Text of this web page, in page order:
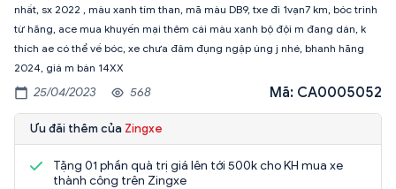
nhất, sx 2022 , màu xanh tím than, mã màu DB9, txe đi 1vạn7 km, bóc trinh
từ hãng, ace mua khuyến mại thêm cái màu xanh bộ đội m đang dán, k
thích ae có thể về bóc, xe chưa đâm đụng ngập úng j nhé, bhanh hãng
2024, giá m bán 14XX
25/04/2023 568 Mã: CA0005052
Ưu đãi thêm của Zingxe
Tặng 01 phần quà trị giá lên tới 500k cho KH mua xe
thành công trên Zingxe